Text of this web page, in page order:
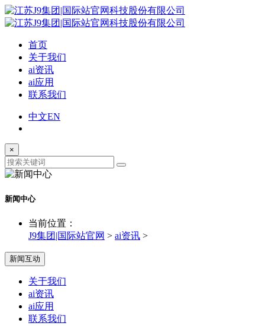
首页
关于我们
ai资讯
ai应用
联系我们
中文EN
×
新闻中心
当前位置：
J9集团|国际站官网 > ai资讯 >
新闻互动
关于我们
ai资讯
ai应用
联系我们